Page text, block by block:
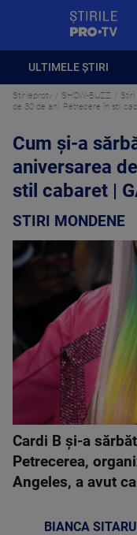
ULTIMELE ȘTIRI
Stirileprotv SHOW-BUZZ Stiri
de 30 de ani. Petrecere în stil
Cum și-a
aniversarea
stil cabaret |
STIRI MONDENE
Cardi B și-a
Petrecerea,
Angeles, a avut
BIANCA SITARU